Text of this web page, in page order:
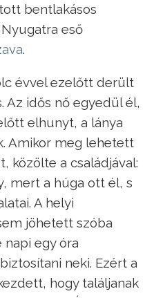
bentlakásos
eső
.
évvel ezelőtt derült
Az idős nő egyedül él,
elhunyt, a lánya
Amikor meg lehetett
közölte a családjával:
mert a húga ott él, s
A helyi
jöhetett szóba
napi egy óra
neki. Ezért a
hogy találjanak